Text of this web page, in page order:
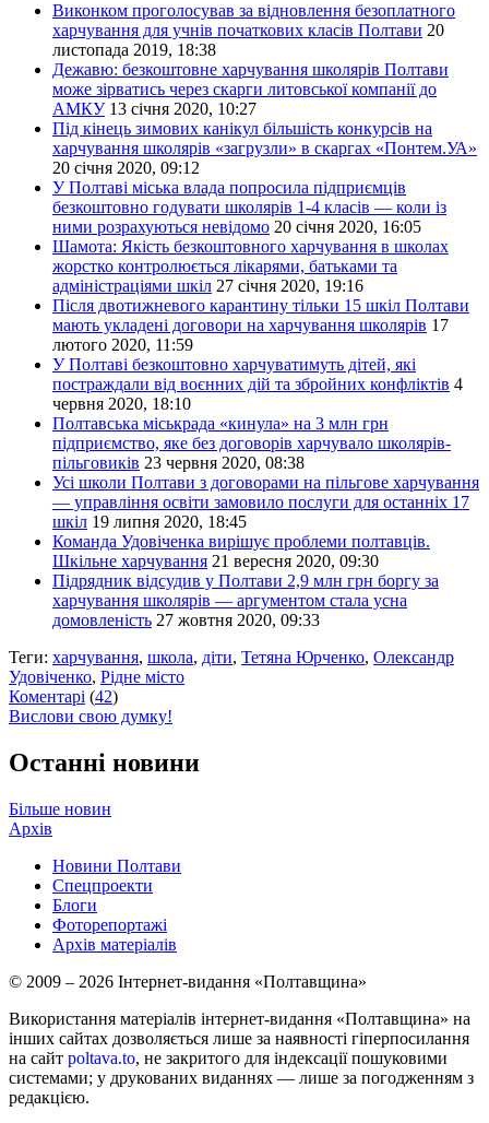
Виконком проголосував за відновлення безоплатного
харчування для учнів початкових класів Полтави 20
листопада 2019, 18:38
Дежавю: безкоштовне харчування школярів Полтави
може зірватись через скарги литовської компанії до
АМКУ 13 січня 2020, 10:27
Під кінець зимових канікул більшість конкурсів на
харчування школярів «загрузли» в скаргах «Понтем.УА»
20 січня 2020, 09:12
У Полтаві міська влада попросила підприємців
безкоштовно годувати школярів 1-4 класів — коли із
ними розрахуються невідомо 20 січня 2020, 16:05
Шамота: Якість безкоштовного харчування в школах
жорстко контролюється лікарями, батьками та
адміністраціями шкіл 27 січня 2020, 19:16
Після двотижневого карантину тільки 15 шкіл Полтави
мають укладені договори на харчування школярів 17
лютого 2020, 11:59
У Полтаві безкоштовно харчуватимуть дітей, які
постраждали від воєнних дій та збройних конфліктів 4
червня 2020, 18:10
Полтавська міськрада «кинула» на 3 млн грн
підприємство, яке без договорів харчувало школярів-
пільговиків 23 червня 2020, 08:38
Усі школи Полтави з договорами на пільгове харчування
— управління освіти замовило послуги для останніх 17
шкіл 19 липня 2020, 18:45
Команда Удовіченка вирішує проблеми полтавців.
Шкільне харчування 21 вересня 2020, 09:30
Підрядник відсудив у Полтави 2,9 млн грн боргу за
харчування школярів — аргументом стала усна
домовленість 27 жовтня 2020, 09:33
Теги: харчування, школа, діти, Тетяна Юрченко, Олександр
Удовіченко, Рідне місто
Коментарі (42)
Вислови свою думку!
Останні новини
Більше новин
Архів
Новини Полтави
Спецпроекти
Блоги
Фоторепортажі
Архів матеріалів
© 2009 – 2026 Інтернет-видання «Полтавщина»
Використання матеріалів інтернет-видання «Полтавщина» на
інших сайтах дозволяється лише за наявності гіперпосилання
на сайт poltava.to, не закритого для індексації пошуковими
системами; у друкованих виданнях — лише за погодженням з
редакцією.